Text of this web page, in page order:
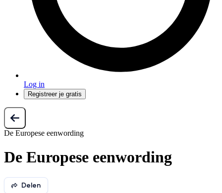
Log in
Registreer je gratis
De Europese eenwording
De Europese eenwording
Delen